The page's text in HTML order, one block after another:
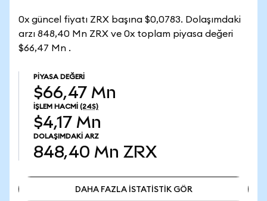
0x güncel fiyatı ZRX başına $0,0783. Dolaşımdaki
arzı 848,40 Mn ZRX ve 0x toplam piyasa değeri
$66,47 Mn .
PIYASA DEĞERI
$66,47 Mn
İŞLEM HACMI (24S)
$4,17 Mn
DOLAŞIMDAKI ARZ
848,40 Mn ZRX
DAHA FAZLA İSTATİSTİK GÖR